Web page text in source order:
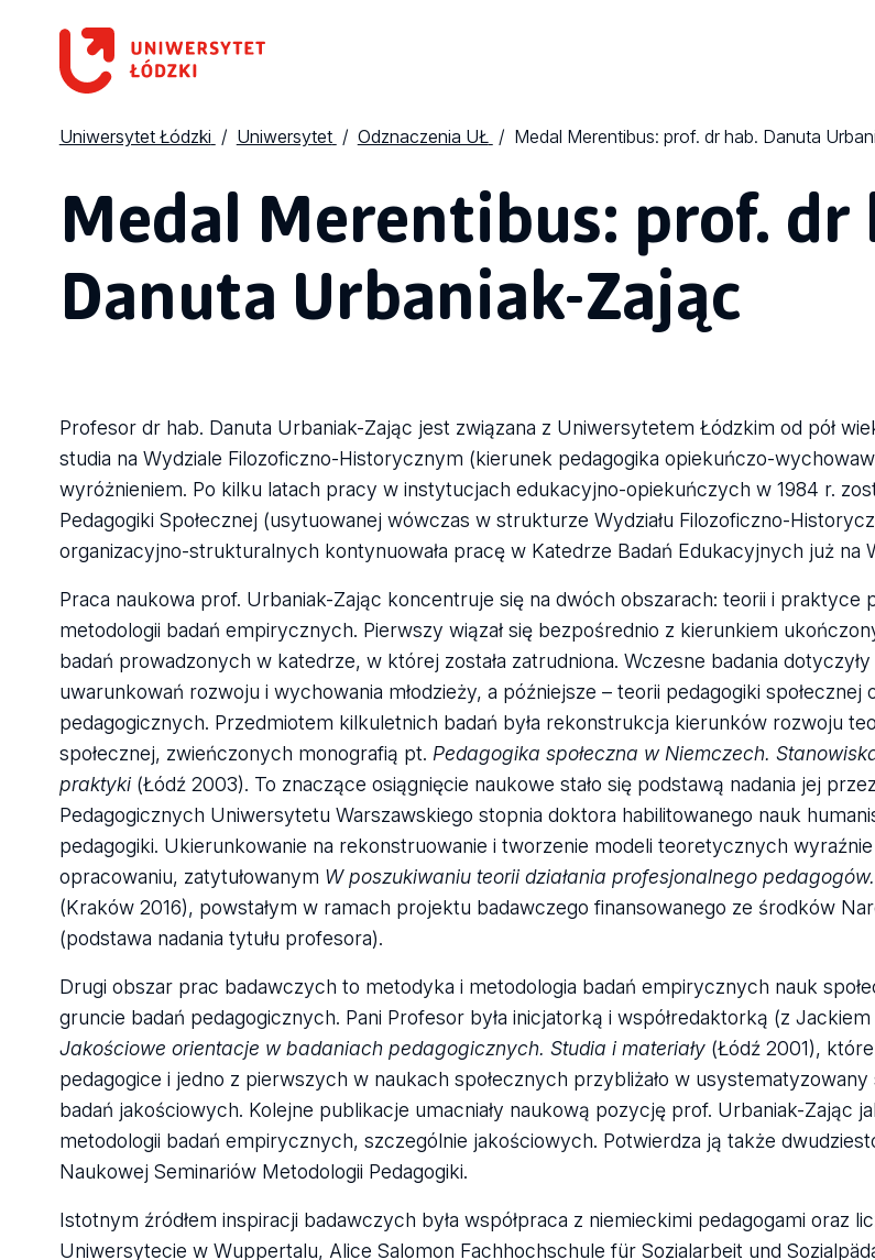
Uniwersytet Łódzki Uniwersytet Odznaczenia UŁ Medal Merentibus: prof. dr hab. Danuta
Medal Merentibus: prof. dr
Danuta Urbaniak-Zając
Profesor dr hab. Danuta Urbaniak-Zając jest związana z Uniwersytetem Łódzkim od pół
studia na Wydziale Filozoficzno-Historycznym (kierunek pedagogika opiekuńczo-
wyróżnieniem. Po kilku latach pracy w instytucjach edukacyjno-opiekuńczych w 1984 r.
Pedagogiki Społecznej (usytuowanej wówczas w strukturze Wydziału Filozoficzno-
organizacyjno-strukturalnych kontynuowała pracę w Katedrze Badań Edukacyjnych już na
Praca naukowa prof. Urbaniak-Zając koncentruje się na dwóch obszarach: teorii i praktyce
metodologii badań empirycznych. Pierwszy wiązał się bezpośrednio z kierunkiem
badań prowadzonych w katedrze, w której została zatrudniona. Wczesne badania
uwarunkowań rozwoju i wychowania młodzieży, a późniejsze – teorii pedagogiki
pedagogicznych. Przedmiotem kilkuletnich badań była rekonstrukcja kierunków rozwoju
społecznej, zwieńczonych monografią pt. Pedagogika społeczna w Niemczech.
praktyki(Łódź 2003). To znaczące osiągnięcie naukowe stało się podstawą nadania jej
Pedagogicznych Uniwersytetu Warszawskiego stopnia doktora habilitowanego nauk
pedagogiki. Ukierunkowanie na rekonstruowanie i tworzenie modeli teoretycznych
opracowaniu, zatytułowanym W poszukiwaniu teorii działania profesjonalnego
(Kraków 2016), powstałym w ramach projektu badawczego finansowanego ze środków
(podstawa nadania tytułu profesora).
Drugi obszar prac badawczych to metodyka i metodologia badań empirycznych nauk
gruncie badań pedagogicznych. Pani Profesor była inicjatorką i współredaktorką (z
Jakościowe orientacje w badaniach pedagogicznych. Studia i materiały(Łódź 2001),
pedagogice i jedno z pierwszych w naukach społecznych przybliżało w
badań jakościowych. Kolejne publikacje umacniały naukową pozycję prof. Urbaniak-Zając
metodologii badań empirycznych, szczególnie jakościowych. Potwierdza ją także
Naukowej Seminariów Metodologii Pedagogiki.
Istotnym źródłem inspiracji badawczych była współpraca z niemieckimi pedagogami oraz
Uniwersytecie w Wuppertalu, Alice Salomon Fachhochschule für Sozialarbeit und